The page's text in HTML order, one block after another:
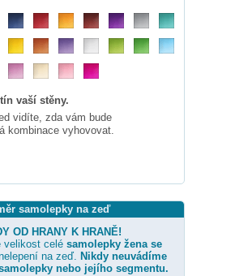
vaší stěny.
vidíte, zda vám bude
kombinace vyhovovat.
samolepky na zeď
OD HRANY K HRANĚ!
velikost celé samolepky žena se
na zeď. Nikdy neuvádíme
nebo jejího segmentu.